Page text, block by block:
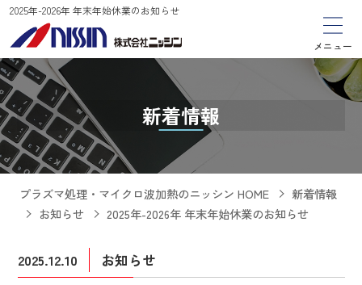
2025年-2026年 年末年始休業のお知らせ
メニュー
新着情報
プラズマ処理・マイクロ波加熱のニッシン HOME
新着情報
お知らせ
2025年-2026年 年末年始休業のお知らせ
2025.12.10 お知らせ